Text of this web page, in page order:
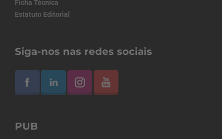
Ficha Técnica
Estatuto Editorial
Siga-nos nas redes sociais
PUB